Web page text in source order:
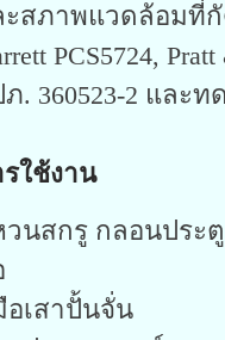
ะสภาพแวดล้อมที่กั
PCS5724,
. 360523-2 และท
ใช้งาน
วนสกรู กลอนประ
อเสาปั้นจั่น